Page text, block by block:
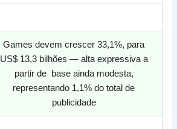
Games devem crescer 33,1%, para
US$ 13,3 bilhões — alta expressiva a
partir de base ainda modesta,
representando 1,1% do total de
publicidade